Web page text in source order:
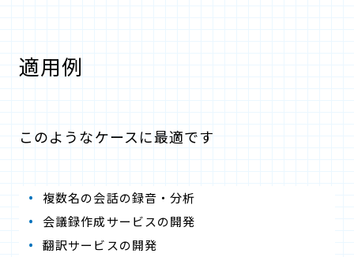
適用例
このようなケースに最適です
複数名の会話の録音・分析
会議録作成サービスの開発
翻訳サービスの開発